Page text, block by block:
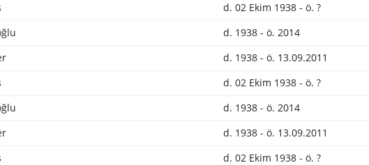
d. 02 Ekim 1938 - ö. ?
d. 1938 - ö. 2014
d. 1938 - ö. 13.09.2011
d. 02 Ekim 1938 - ö. ?
d. 1938 - ö. 2014
d. 1938 - ö. 13.09.2011
d. 02 Ekim 1938 - ö. ?